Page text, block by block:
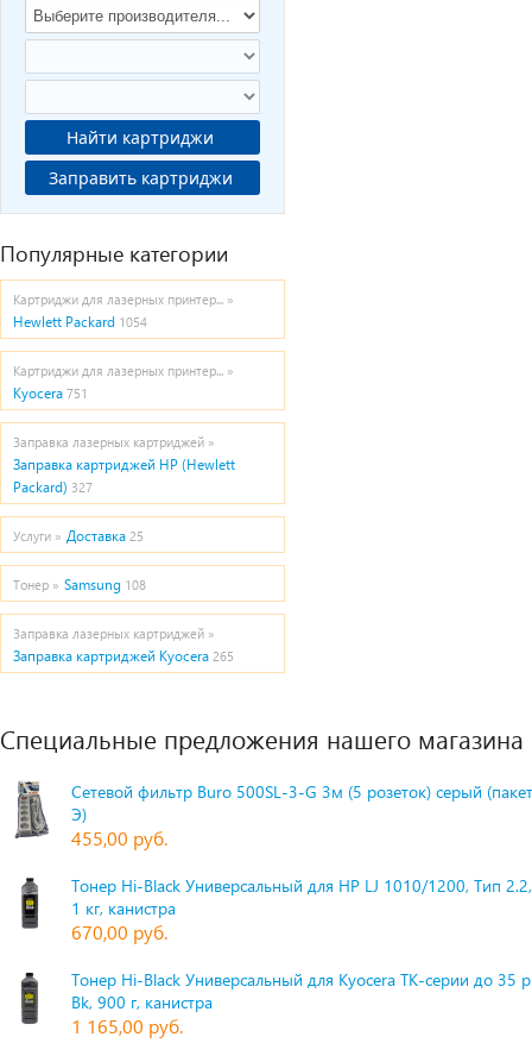
Найти картриджи
Заправить картриджи
Популярные категории
Картриджи для лазерных принтер... »
Hewlett Packard 1054
Картриджи для лазерных принтер... »
Kyocera 751
Заправка лазерных картриджей »
Заправка картриджей HP (Hewlett
Packard) 327
Услуги » Доставка 25
Тонер » Samsung 108
Заправка лазерных картриджей »
Заправка картриджей Kyocera 265
Специальные предложения нашего магазина
Сетевой фильтр Buro 500SL-3-G 3м (5 розеток) серый
Э)
455,00 руб.
Тонер Hi-Black Универсальный для HP LJ 1010/1200, Тип
1 кг, канистра
670,00 руб.
Тонер Hi-Black Универсальный для Kyocera TK-серии до 35
Bk, 900 г, канистра
1 165,00 руб.